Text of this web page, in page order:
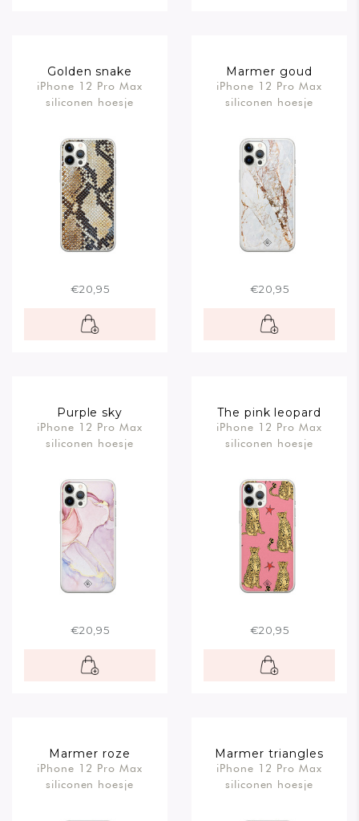
Golden snake
iPhone 12 Pro Max
siliconen hoesje
€20,95
Marmer goud
iPhone 12 Pro Max
siliconen hoesje
€20,95
Purple sky
iPhone 12 Pro Max
siliconen hoesje
€20,95
The pink leopard
iPhone 12 Pro Max
siliconen hoesje
€20,95
Marmer roze
iPhone 12 Pro Max
siliconen hoesje
Marmer triangles
iPhone 12 Pro Max
siliconen hoesje